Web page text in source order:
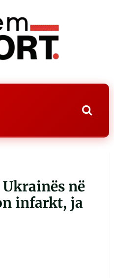
në
infarkt, ja